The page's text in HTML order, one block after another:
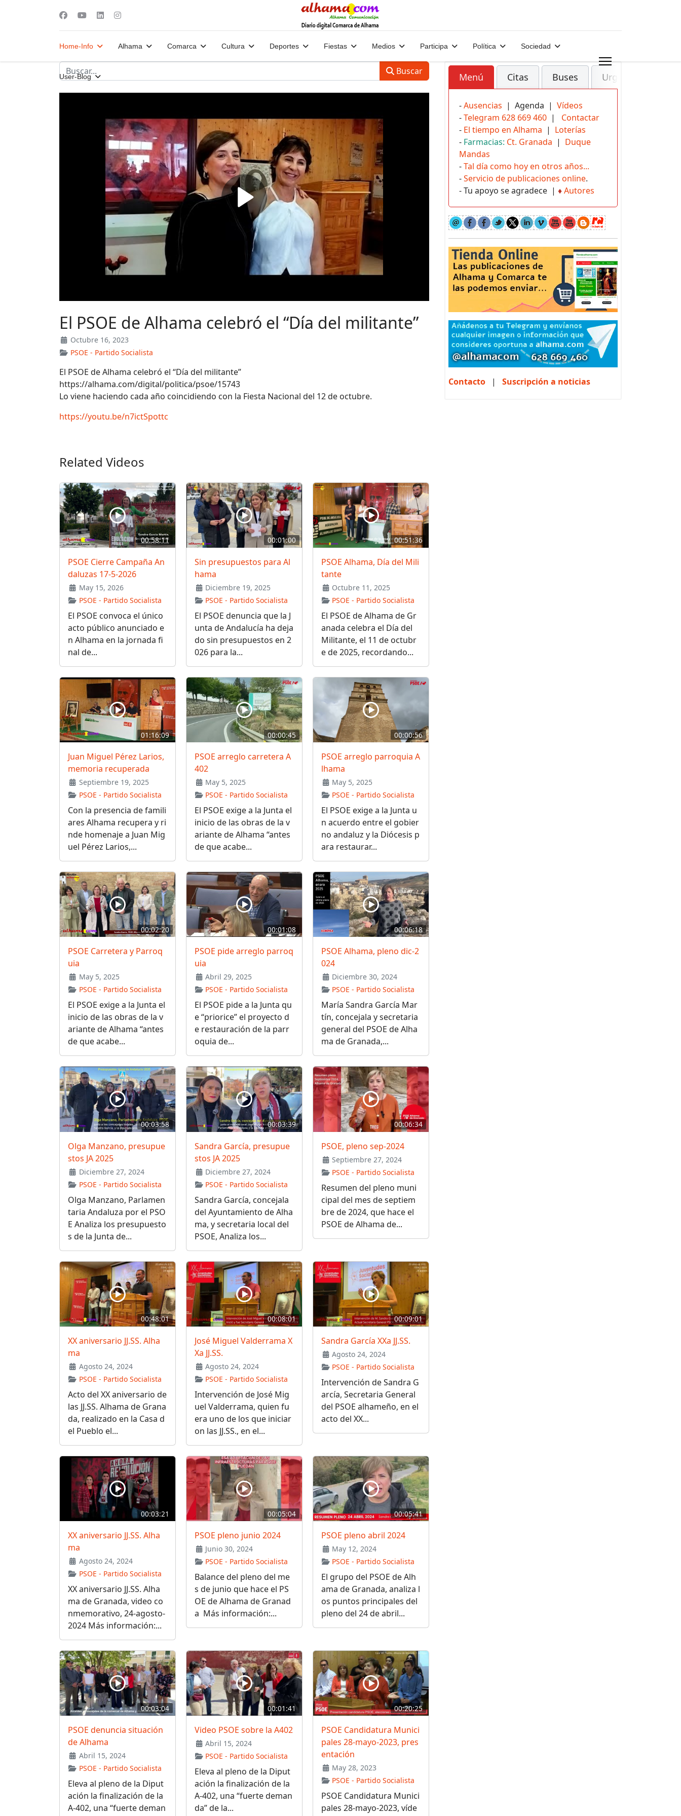
Home-Info Alhama Comarca Cultura Deportes Fiestas Medios Participa Política Sociedad
User-Blog Buscar
El PSOE de Alhama celebró el “Día del militante”
Octubre 16, 2023
PSOE - Partido Socialista
El PSOE de Alhama celebró el “Día del militante”
https://alhama.com/digital/politica/psoe/15743
Lo viene haciendo cada año coincidiendo con la Fiesta Nacional del 12 de octubre.
https://youtu.be/n7ictSpottc
Related Videos
00:58:11
PSOE Cierre Campaña An
daluzas 17-5-2026
May 15, 2026
PSOE - Partido Socialista
El PSOE convoca el único
acto público anunciado e
n Alhama en la jornada fi
nal de...
00:01:00
Sin presupuestos para Al
hama
Diciembre 19, 2025
PSOE - Partido Socialista
El PSOE denuncia que la J
unta de Andalucía ha deja
do sin presupuestos en 2
026 para la...
00:51:36
PSOE Alhama, Día del Mili
tante
Octubre 11, 2025
PSOE - Partido Socialista
El PSOE de Alhama de Gr
anada celebra el Día del
Militante, el 11 de octubr
e de 2025, recordando...
01:16:09
Juan Miguel Pérez Larios,
memoria recuperada
Septiembre 19, 2025
PSOE - Partido Socialista
Con la presencia de famili
ares Alhama recupera y ri
nde homenaje a Juan Mig
uel Pérez Larios,...
00:00:45
PSOE arreglo carretera A
402
May 5, 2025
PSOE - Partido Socialista
El PSOE exige a la Junta el
inicio de las obras de la v
ariante de Alhama “antes
de que acabe...
00:00:56
PSOE arreglo parroquia A
lhama
May 5, 2025
PSOE - Partido Socialista
El PSOE exige a la Junta u
n acuerdo entre el gobier
no andaluz y la Diócesis p
ara restaurar...
00:02:20
PSOE Carretera y Parroq
uia
May 5, 2025
PSOE - Partido Socialista
El PSOE exige a la Junta el
inicio de las obras de la v
ariante de Alhama “antes
de que acabe...
00:01:08
PSOE pide arreglo parroq
uia
Abril 29, 2025
PSOE - Partido Socialista
El PSOE pide a la Junta qu
e “priorice” el proyecto d
e restauración de la parr
oquia de...
00:06:18
PSOE Alhama, pleno dic-2
024
Diciembre 30, 2024
PSOE - Partido Socialista
María Sandra García Mar
tín, concejala y secretaria
general del PSOE de Alha
ma de Granada,...
00:03:58
Olga Manzano, presupue
stos JA 2025
Diciembre 27, 2024
PSOE - Partido Socialista
Olga Manzano, Parlamen
taria Andaluza por el PSO
E Analiza los presupuesto
s de la Junta de...
00:03:39
Sandra García, presupue
stos JA 2025
Diciembre 27, 2024
PSOE - Partido Socialista
Sandra García, concejala
del Ayuntamiento de Alha
ma, y secretaria local del
PSOE, Analiza los...
00:06:34
PSOE, pleno sep-2024
Septiembre 27, 2024
PSOE - Partido Socialista
Resumen del pleno muni
cipal del mes de septiem
bre de 2024, que hace el
PSOE de Alhama de...
00:48:01
XX aniversario JJ.SS. Alha
ma
Agosto 24, 2024
PSOE - Partido Socialista
Acto del XX aniversario de
las JJ.SS. Alhama de Grana
da, realizado en la Casa d
el Pueblo el...
00:08:01
José Miguel Valderrama X
Xa JJ.SS.
Agosto 24, 2024
PSOE - Partido Socialista
Intervención de José Mig
uel Valderrama, quien fu
era uno de los que iniciar
on las JJ.SS., en el...
00:09:01
Sandra García XXa JJ.SS.
Agosto 24, 2024
PSOE - Partido Socialista
Intervención de Sandra G
arcía, Secretaria General
del PSOE alhameño, en el
acto del XX...
00:03:21
XX aniversario JJ.SS. Alha
ma
Agosto 24, 2024
PSOE - Partido Socialista
XX aniversario JJ.SS. Alha
ma de Granada, video co
nmemorativo, 24-agosto-
2024 Más información:...
00:05:04
PSOE pleno junio 2024
Junio 30, 2024
PSOE - Partido Socialista
Balance del pleno del me
s de junio que hace el PS
OE de Alhama de Granad
a Más información:...
00:05:41
PSOE pleno abril 2024
May 12, 2024
PSOE - Partido Socialista
El grupo del PSOE de Alh
ama de Granada, analiza l
os puntos principales del
pleno del 24 de abril...
00:03:04
PSOE denuncia situación
de Alhama
Abril 15, 2024
PSOE - Partido Socialista
Eleva al pleno de la Diput
ación la finalización de la
A-402, una “fuerte deman
00:01:41
Video PSOE sobre la A402
Abril 15, 2024
PSOE - Partido Socialista
Eleva al pleno de la Diput
ación la finalización de la
A-402, una “fuerte deman
da” de la...
00:20:25
PSOE Candidatura Munici
pales 28-mayo-2023, pres
entación
May 28, 2023
PSOE - Partido Socialista
PSOE Candidatura Munici
pales 28-mayo-2023, víde
Menú Citas Buses Urgencias
-Ausencias | Agenda | Vídeos
-Telegram 628 669 460 | Contactar
- El tiempo en Alhama | Loterías
- Farmacias: Ct. Granada | Duque
Mandas
-Tal día como hoy en otros años...
-Servicio de publicaciones online.
- Tu apoyo se agradece | ♦Autores
Contacto | Suscripción a noticias